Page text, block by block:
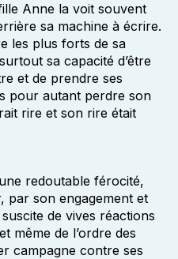
Anne la voit souvent
sa machine à écrire.
les plus forts de sa
sa capacité d’être
et de prendre ses
pour autant perdre son
rire et son rire était
redoutable férocité,
par son engagement et
de vives réactions
même de l’ordre des
campagne contre ses